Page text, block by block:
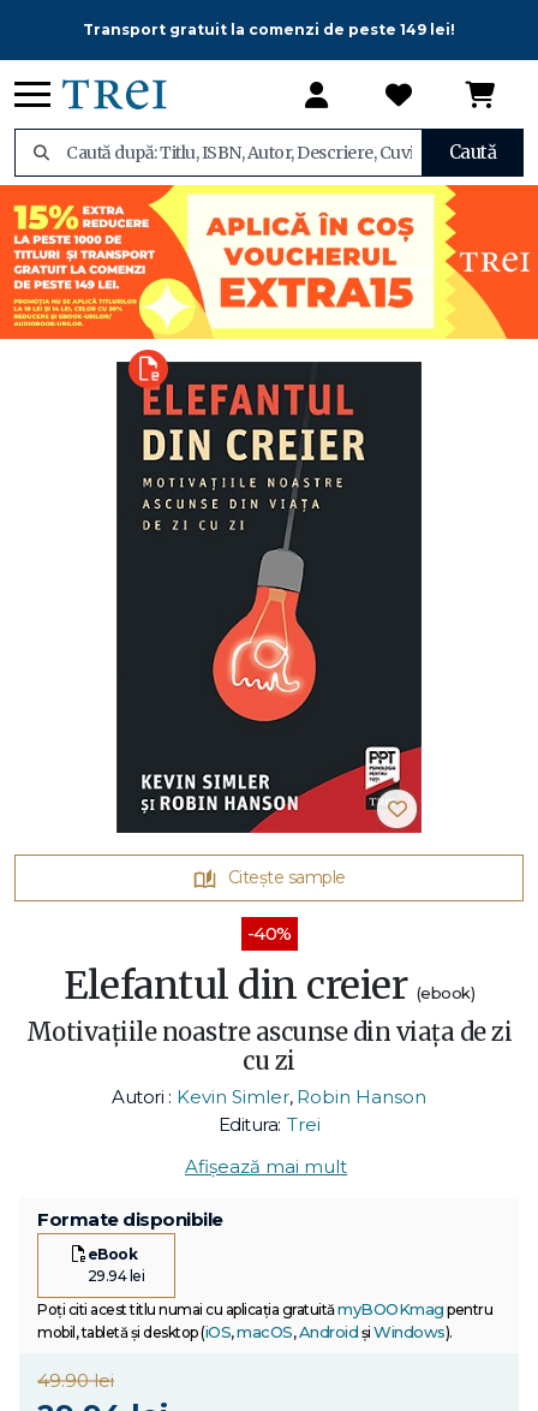
Transport gratuit la comenzi de peste 149 lei!
Caută
Citește sample
-40%
Elefantul din creier (ebook)
Motivațiile noastre ascunse din viața de zi
cu zi
Autori : Kevin Simler, Robin Hanson
Editura: Trei
Afișează mai mult
Formate disponibile
eBook
29.94 lei
Poți citi acest titlu numai cu aplicația gratuitămyBOOKmag pentru
mobil, tabletă și desktop (iOS,macOS,Android și Windows).
49.90 lei